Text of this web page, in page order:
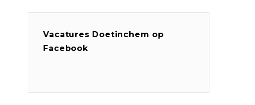
Vacatures Doetinchem op
Facebook